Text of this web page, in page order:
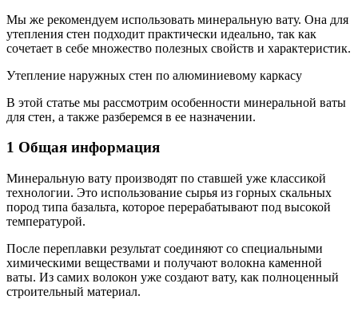
Мы же рекомендуем использовать минеральную вату. Она для
утепления стен подходит практически идеально, так как
сочетает в себе множество полезных свойств и характеристик.
Утепление наружных стен по алюминиевому каркасу
В этой статье мы рассмотрим особенности минеральной ваты
для стен, а также разберемся в ее назначении.
1 Общая информация
Минеральную вату производят по ставшей уже классикой
технологии. Это использование сырья из горных скальных
пород типа базальта, которое перерабатывают под высокой
температурой.
После переплавки результат соединяют со специальными
химическими веществами и получают волокна каменной
ваты. Из самих волокон уже создают вату, как полноценный
строительный материал.